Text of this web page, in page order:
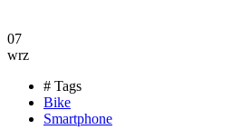
07
wrz
# Tags
Bike
Smartphone